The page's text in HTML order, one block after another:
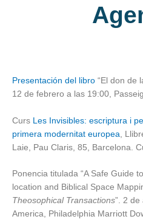
Presentación del libro “El don de
12 de febrero a las 19:00,
Curs Les Invisibles: escriptura i
primera modernitat europea ,
Laie, Pau Claris, 85, Barcelona.
Ponencia titulada “A Safe Guide
location and Biblical Space
Theosophical Transactions”. 2
America, Philadelphia Marriott